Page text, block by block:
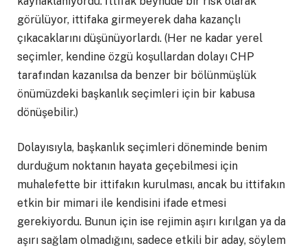
görülüyor, ittifaka girmeyerek daha kazançlı
çıkacaklarını düşünüyorlardı. (Her ne kadar yerel
seçimler, kendine özgü koşullardan dolayı CHP
tarafından kazanılsa da benzer bir bölünmüşlük
önümüzdeki başkanlık seçimleri için bir kabusa
dönüşebilir.)
Dolayısıyla, başkanlık seçimleri döneminde benim
durduğum noktanın hayata geçebilmesi için
muhalefette bir ittifakın kurulması, ancak bu ittifakın
etkin bir mimari ile kendisini ifade etmesi
gerekiyordu. Bunun için ise rejimin aşırı kırılgan ya da
aşırı sağlam olmadığını, sadece etkili bir aday, söylem